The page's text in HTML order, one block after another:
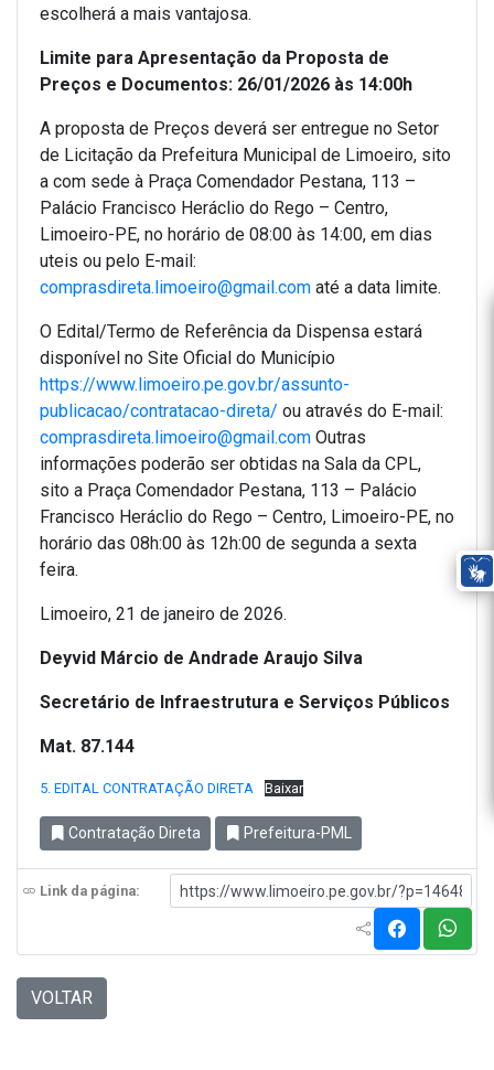
escolherá a mais vantajosa.
Limite para Apresentação da Proposta de
Preços e Documentos: 26/01/2026 às 14:00h
A proposta de Preços deverá ser entregue no Setor
de Licitação da Prefeitura Municipal de Limoeiro, sito
a com sede à Praça Comendador Pestana, 113 –
Palácio Francisco Heráclio do Rego – Centro,
Limoeiro-PE, no horário de 08:00 às 14:00, em dias
uteis ou pelo E-mail:
comprasdireta.limoeiro@gmail.com até a data limite.
O Edital/Termo de Referência da Dispensa estará
disponível no Site Oficial do Município
https://www.limoeiro.pe.gov.br/assunto-
publicacao/contratacao-direta/ ou através do E-mail:
comprasdireta.limoeiro@gmail.com Outras
informações poderão ser obtidas na Sala da CPL,
sito a Praça Comendador Pestana, 113 – Palácio
Francisco Heráclio do Rego – Centro, Limoeiro-PE, no
horário das 08h:00 às 12h:00 de segunda a sexta
feira.
Limoeiro, 21 de janeiro de 2026.
Deyvid Márcio de Andrade Araujo Silva
Secretário de Infraestrutura e Serviços Públicos
Mat. 87.144
5. EDITAL CONTRATAÇÃO DIRETA Baixar
Contratação Direta Prefeitura-PML
Link da página:
VOLTAR